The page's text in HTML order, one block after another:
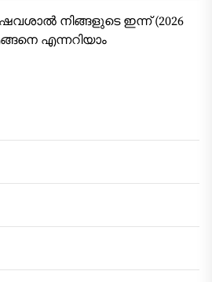
നിങ്ങളുടെ ഇന്ന്‌ (2026
എന്നറിയാം